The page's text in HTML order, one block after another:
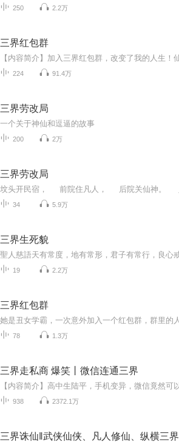
250 2.2万
三界红包群
224 91.4万
三界劳改局
一个关于神仙和逗逼的故事
200 2万
三界劳改局
34 5.9万
三界生死貌
19 2.2万
三界红包群
78 1.3万
三界走私商 爆笑丨微信连通三界
938 2372.1万
三界诛仙‖武侠仙侠、凡人修仙、纵横三界